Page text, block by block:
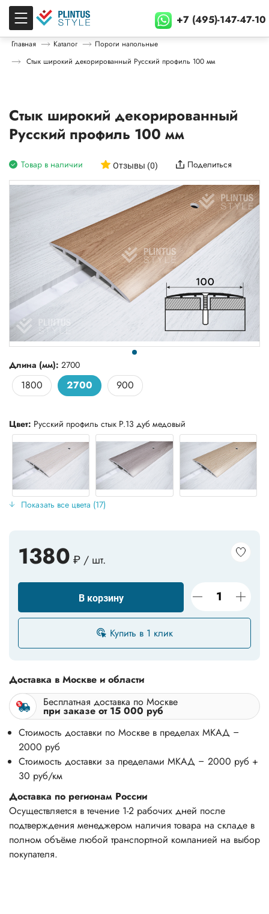
+7 (495)-147-47-10
Главная Каталог
Пороги напольные
Стык широкий декорированный Русский профиль 100 мм
Стык широкий декорированный
Русский профиль 100 мм
Товар в наличии Отзывы (0) Поделиться
Длина (мм): 2700
1800 2700 900
Цвет: Русский профиль стык Р.13 дуб медовый
Показать все цвета (17)
1380 ₽ / шт.
В корзину
Купить в 1 клик
Доставка в Москве и области
Бесплатная доставка по Москве
при заказе от 15 000 руб
Стоимость доставки по Москве в пределах МКАД –
2000 руб
Стоимость доставки за пределами МКАД – 2000 руб +
30 руб/км
Доставка по регионам России
Осуществляется в течение 1-2 рабочих дней после
подтверждения менеджером наличия товара на складе в
полном объёме любой транспортной компанией на выбор
покупателя.